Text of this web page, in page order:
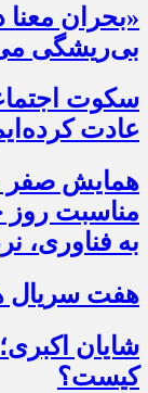
«بحران
بی‌ریشگی
سکوت
عادت
همایش صفر
مناسبت روز
به فناوری،
هفت سریال
شایان
کیست؟